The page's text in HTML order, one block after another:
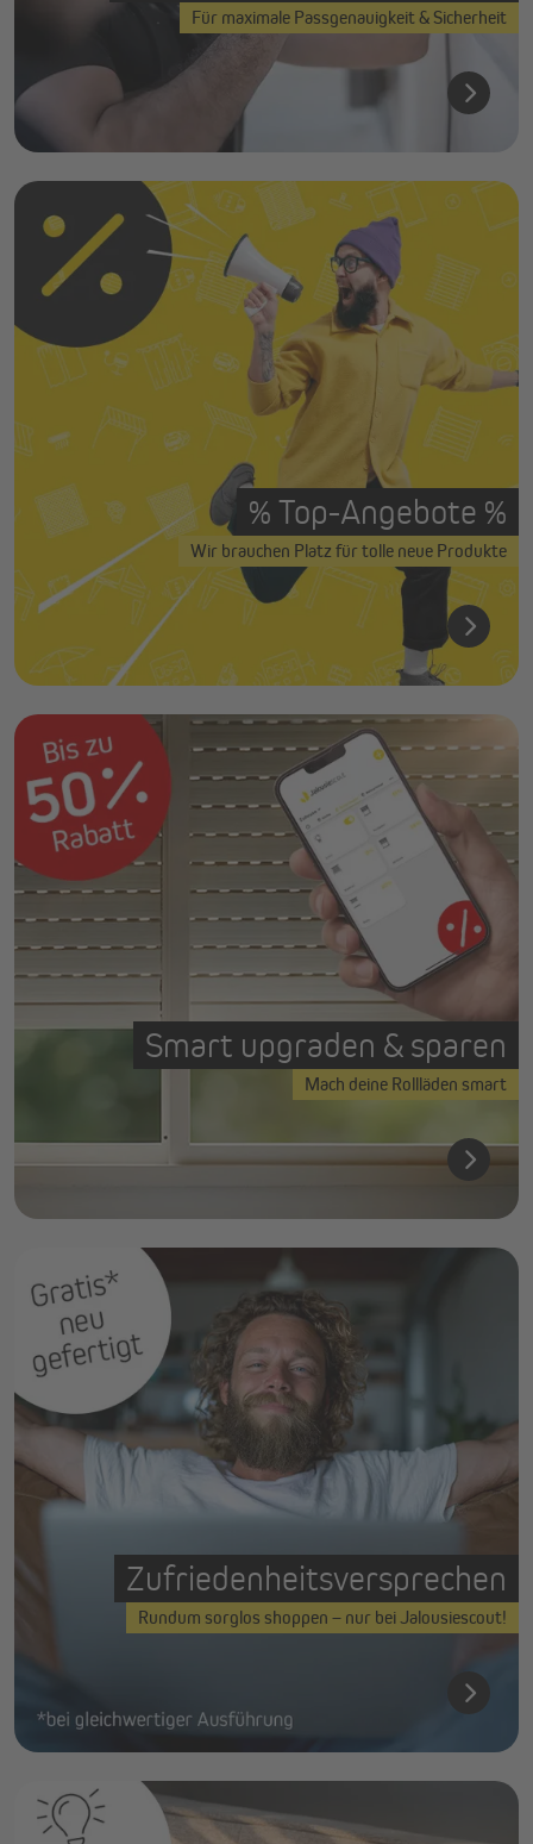
Für maximale Passgenauigkeit & Sicherheit
% Top-Angebote %
Wir brauchen Platz für tolle neue Produkte
Smart upgraden & sparen
Mach deine Rollläden smart
Zufriedenheitsversprechen
Rundum sorglos shoppen – nur bei Jalousiescout!